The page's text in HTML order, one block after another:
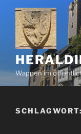
Zum
Inhalt
springen
Wappen im
SCHLAGWORT: